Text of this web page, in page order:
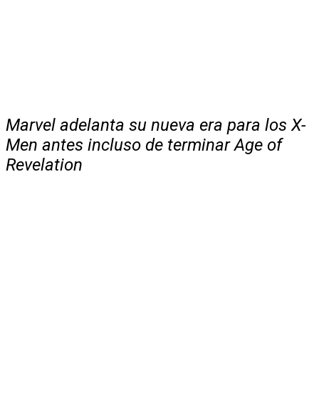
Marvel adelanta su nueva era para los X-
Men antes incluso de terminar Age of
Revelation